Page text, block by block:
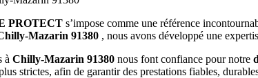
PROTECT s’impose comme une référence
Mazarin 91380 , nous avons développé une
à Chilly-Mazarin 91380 nous font confiance pour notre
strictes, afin de garantir des prestations fiables,